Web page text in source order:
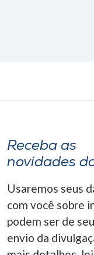
Receba as
novidades
Usaremos seus
com você sobre
podem ser de
envio da